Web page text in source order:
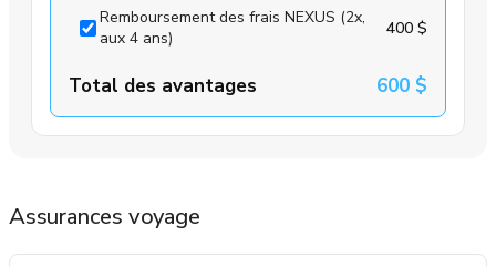
Remboursement des frais NEXUS (2x,
aux 4 ans)
400 $
Total des avantages 600 $
Assurances voyage